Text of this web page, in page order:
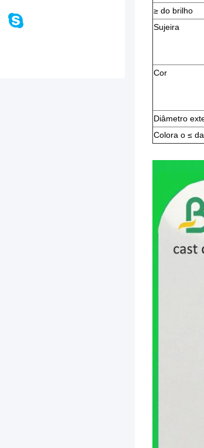
≥ do brilho
Sujeira
Cor
Diâmetro
Colora o ≤